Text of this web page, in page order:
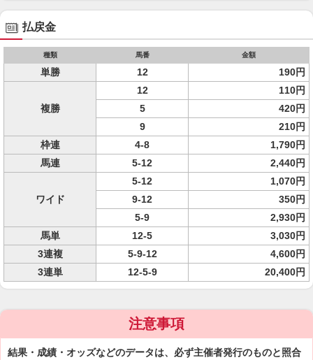
払戻金
種類 馬番 金額
単勝 12 190円
複勝
12
110円
5
420円
9
210円
枠連
4-8
1,790円
馬連
5-12 2,440円
ワイド
5-12
1,070円
9-12
350円
5-9
2,930円
馬単
12-5
3,030円
3連複
5-9-12
4,600円
3連単
12-5-9 20,400円
注意事項
結果・成績・オッズなどのデータは、必ず主催者発行のものと照合